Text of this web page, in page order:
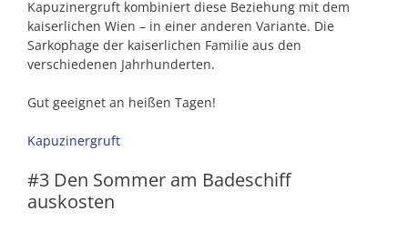
Kapuzinergruft kombiniert diese Beziehung mit dem
kaiserlichen Wien – in einer anderen Variante. Die
Sarkophage der kaiserlichen Familie aus den
verschiedenen Jahrhunderten.
Gut geeignet an heißen Tagen!
Kapuzinergruft
#3 Den Sommer am Badeschiff
auskosten